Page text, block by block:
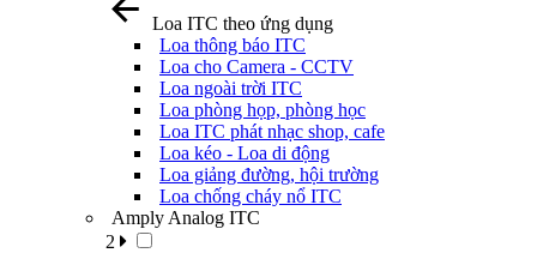
Loa ITC theo ứng dụng
Loa thông báo ITC
Loa cho Camera - CCTV
Loa ngoài trời ITC
Loa phòng họp, phòng học
Loa ITC phát nhạc shop, cafe
Loa kéo - Loa di động
Loa giảng đường, hội trường
Loa chống cháy nổ ITC
Amply Analog ITC
2